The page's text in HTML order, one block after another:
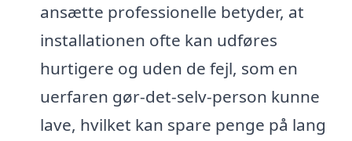
ansætte professionelle betyder, at
installationen ofte kan udføres
hurtigere og uden de fejl, som en
uerfaren gør-det-selv-person kunne
lave, hvilket kan spare penge på lang